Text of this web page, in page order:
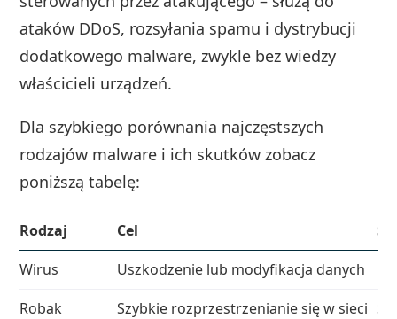
ataków DDoS, rozsyłania spamu i dystrybucji
dodatkowego malware, zwykle bez wiedzy
właścicieli urządzeń.
Dla szybkiego porównania najczęstszych
rodzajów malware i ich skutków zobacz
poniższą tabelę:
Rodzaj Cel
Wirus
Uszkodzenie lub modyfikacja danych
Robak
Szybkie rozprzestrzenianie się w sieci